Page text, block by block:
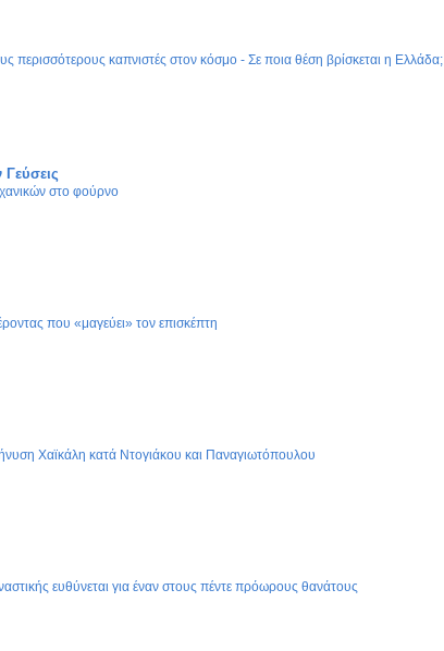
περισσότερους καπνιστές στον κόσμο - Σε ποια θέση βρίσκεται η Ελλάδα;
στο φούρνο
που «μαγεύει» τον επισκέπτη
Χαϊκάλη κατά Ντογιάκου και Παναγιωτόπουλου
ευθύνεται για έναν στους πέντε πρόωρους θανάτους